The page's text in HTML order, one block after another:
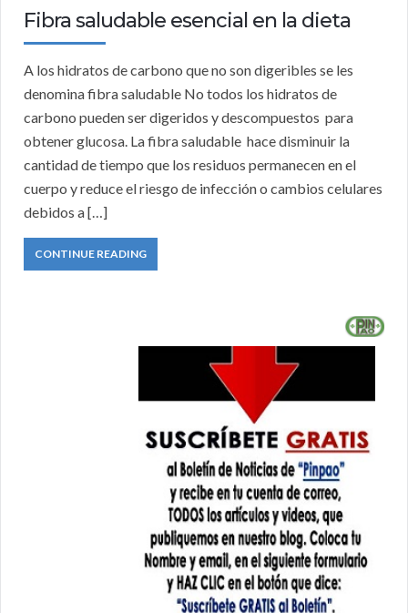
Fibra saludable esencial en la dieta
A los hidratos de carbono que no son digeribles se les
denomina fibra saludable No todos los hidratos de
carbono pueden ser digeridos y descompuestos para
obtener glucosa. La fibra saludable hace disminuir la
cantidad de tiempo que los residuos permanecen en el
cuerpo y reduce el riesgo de infección o cambios celulares
debidos a […]
CONTINUE READING